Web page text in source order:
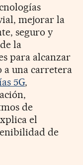
mejorar la
seguro y
la
para alcanzar
a una carretera
5G,
de
el
de